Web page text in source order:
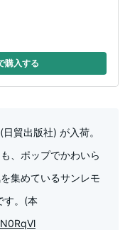
購入する
貿出版社) が入荷。
、ポップでかわいら
集めているサンレモ
す。(本